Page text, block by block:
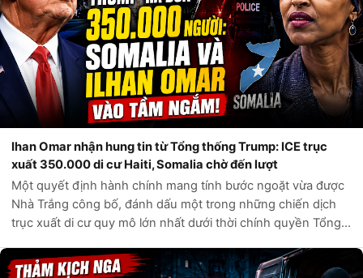
Ihan Omar nhận hung tin từ Tổng thống Trump: ICE trục
xuất 350.000 di cư Haiti, Somalia chờ đến lượt
Một quyết định hành chính mang tính bước ngoặt vừa được
Nhà Trắng công bố, đánh dấu một trong những chiến dịch
trục xuất di cư quy mô lớn nhất dưới thời chính quyền Tổng
An ninh Nội địa Hoa Kỳ,...